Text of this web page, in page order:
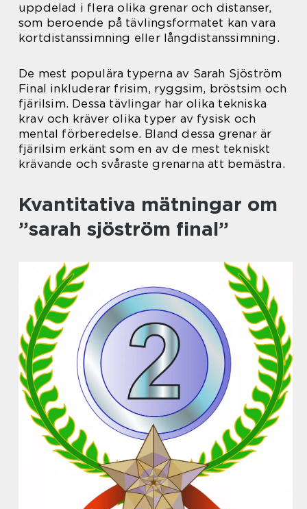
uppdelad i flera olika grenar och distanser,
som beroende på tävlingsformatet kan vara
kortdistanssimning eller långdistanssimning.
De mest populära typerna av Sarah Sjöström
Final inkluderar frisim, ryggsim, bröstsim och
fjärilsim. Dessa tävlingar har olika tekniska
krav och kräver olika typer av fysisk och
mental förberedelse. Bland dessa grenar är
fjärilsim erkänt som en av de mest tekniskt
krävande och svåraste grenarna att bemästra.
Kvantitativa mätningar om
”sarah sjöström final”